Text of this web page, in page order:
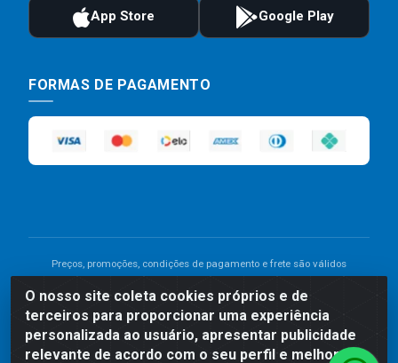
O nosso site coleta cookies próprios e de
terceiros para proporcionar uma experiência
personalizada ao usuário, apresentar publicidade
relevante de acordo com o seu perfil e melhorar a
FORMAS DE PAGAMENTO
Preços, promoções, condições de pagamento e frete são válidos
divergência de preço de um produto, será válido o preço que for
exibido no carrinho de compras do site no momento do pagamento.
As vendas estão sujeitas a análise e disponibilidade do estoque.
Imagens de produtos meramente ilustrativas.